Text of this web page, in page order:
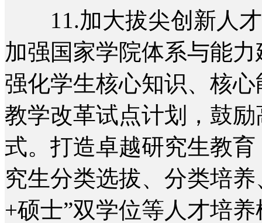
11.加大拔尖创新人才
加强国家学院体系与能
强化学生核心知识、核
教学改革试点计划，鼓
式。打造卓越研究生教
究生分类选拔、分类培
+硕士”双学位等人才培